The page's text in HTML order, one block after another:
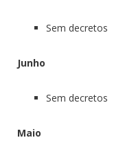
Sem decretos
Junho
Sem decretos
Maio